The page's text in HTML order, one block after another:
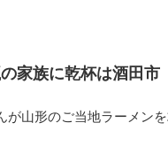
家族に乾杯は酒田市
が山形のご当地ラーメン